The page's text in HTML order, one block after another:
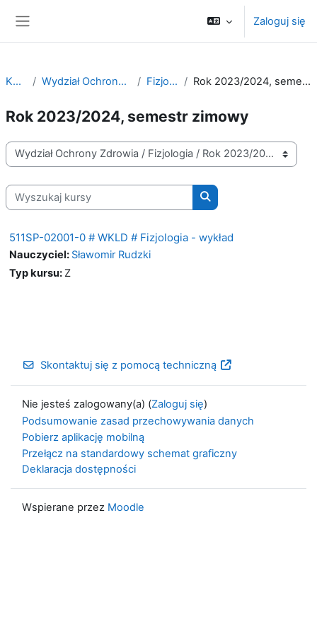
Zaloguj się
Kursy Wydział Ochrony Zdrowia Fizjologia Rok 2023/2024, semestr zimowy
Rok 2023/2024, semestr zimowy
Kategorie kursów
Wyszukaj kursy
Wyszukaj kursy
511SP-02001-0 # WKLD # Fizjologia - wykład
Nauczyciel: Sławomir Rudzki
Typ kursu: Z
Skontaktuj się z pomocą techniczną
Nie jesteś zalogowany(a) (Zaloguj się)
Podsumowanie zasad przechowywania danych
Pobierz aplikację mobilną
Przełącz na standardowy schemat graficzny
Deklaracja dostępności
Wspierane przez Moodle